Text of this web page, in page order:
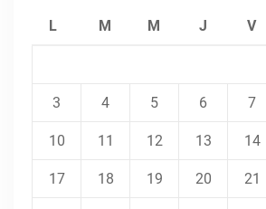
L M M J V
3 4 5 6 7
10 11 12 13 14
17 18 19 20 21